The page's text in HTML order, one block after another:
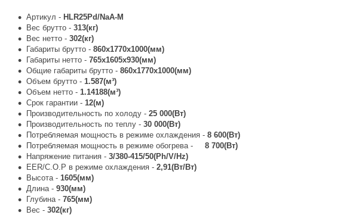
Артикул - HLR25Pd/NaA-M
Вес брутто - 313(кг)
Вес нетто - 302(кг)
Габариты брутто - 860x1770x1000(мм)
Габариты нетто - 765x1605x930(мм)
Общие габариты брутто - 860x1770x1000(мм)
Объем брутто - 1.587(м³)
Объем нетто - 1.14188(м³)
Срок гарантии - 12(м)
Производительность по холоду - 25 000(Вт)
Производительность по теплу - 30 000(Вт)
Потребляемая мощность в режиме охлаждения - 8 600(Вт)
Потребляемая мощность в режиме обогрева - 8 700(Вт)
Напряжение питания - 3/380-415/50(Ph/V/Hz)
EER/C.O.P в режиме охлаждения - 2,91(Вт/Вт)
Высота - 1605(мм)
Длина - 930(мм)
Глубина - 765(мм)
Вес - 302(кг)